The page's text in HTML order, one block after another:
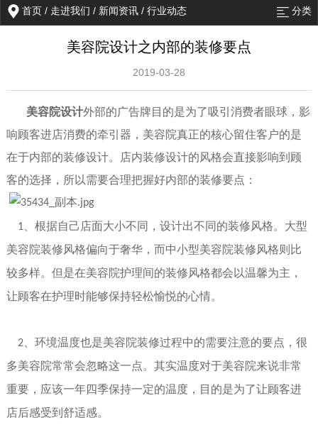
首页 / 走进我们 / 新闻资讯 /行业动态 分类
美容院设计之内部的装修要点
2019-03-28
美容院设计外部的广告牌目的是为了吸引消费者眼球，影
响顾客进店消费的牵引器 ， 美容院真正的核心留住客户的是
在于内部的装修设计。店内装修设计的风格会直接影响到顾
客的选择 ， 所以需要合理把握好内部的装修要点 ：
1 、根据自己店面大小不同，设计出不同的装修风格。大型
美容院装修风格偏向于奢华， 而中小型美容院装修风格则比
较多样。但是在美容院护理间的装修风格都会以温馨为主，
让顾客在护理时能够保持轻松愉悦的心情。
2、 环境温度也是美容院装修过程中的需要注意的要点，很
多美容院常常会忽略这一点。其实温度对于美容院来说非常
重要，应该一年四季保持一定的温度，目的是为了让顾客进
店后感受到舒适感。